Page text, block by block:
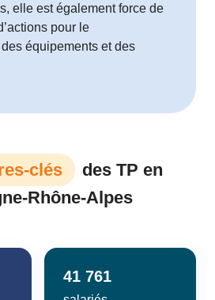
elle est également force de
pour le
équipements et des
clés
des TP en
Rhône-Alpes
41 761